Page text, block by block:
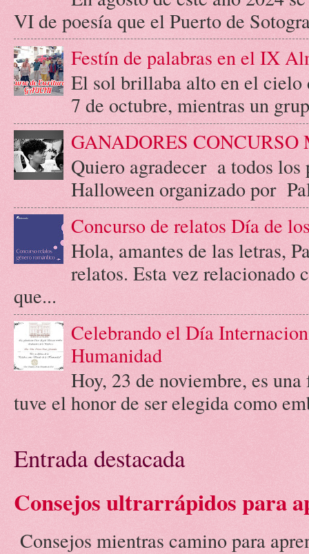
VI de poesía que el Puerto de
Festín de palabras en el IX
El sol brillaba alto en el cielo
7 de octubre, mientras un
GANADORES
Quiero agradecer a todos
Halloween organizado por
Concurso de relatos Día de
Hola, amantes de las letras,
relatos. Esta vez relacionado
que...
Celebrando el Día
Humanidad
Hoy, 23 de noviembre, es
tuve el honor de ser elegida como
Entrada destacada
Consejos ultrarrápidos para
Consejos mientras camino para